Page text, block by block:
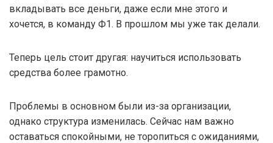
вкладывать все деньги, даже если мне этого и
хочется, в команду Ф1. В прошлом мы уже так делали.
Теперь цель стоит другая: научиться использовать
средства более грамотно.
Проблемы в основном были из-за организации,
однако структура изменилась. Сейчас нам важно
оставаться спокойными, не торопиться с ожиданиями,